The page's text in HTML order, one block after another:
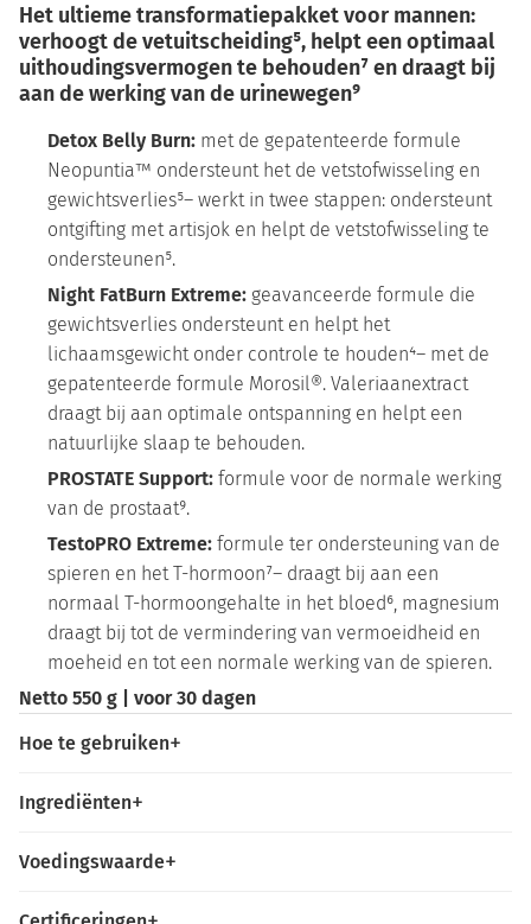
Het ultieme transformatiepakket voor mannen:
verhoogt de vetuitscheiding⁵, helpt een optimaal
uithoudingsvermogen te behouden⁷ en draagt bij
aan de werking van de urinewegen⁹
Detox Belly Burn: met de gepatenteerde formule
Neopuntia™ ondersteunt het de vetstofwisseling en
gewichtsverlies⁵– werkt in twee stappen: ondersteunt
ontgifting met artisjok en helpt de vetstofwisseling te
ondersteunen⁵.
Night FatBurn Extreme: geavanceerde formule die
gewichtsverlies ondersteunt en helpt het
lichaamsgewicht onder controle te houden⁴– met de
gepatenteerde formule Morosil®. Valeriaanextract
draagt bij aan optimale ontspanning en helpt een
natuurlijke slaap te behouden.
PROSTATE Support: formule voor de normale werking
van de prostaat⁹.
TestoPRO Extreme: formule ter ondersteuning van de
spieren en het T-hormoon⁷– draagt bij aan een
normaal T-hormoongehalte in het bloed⁶, magnesium
draagt bij tot de vermindering van vermoeidheid en
moeheid en tot een normale werking van de spieren.
Netto 550 g | voor 30 dagen
Hoe te gebruiken
Ingrediënten
Voedingswaarde